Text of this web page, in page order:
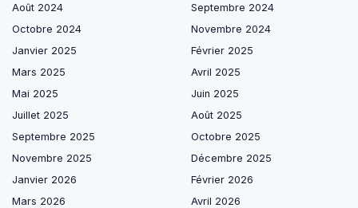
Août 2024
Septembre 2024
Octobre 2024
Novembre 2024
Janvier 2025
Février 2025
Mars 2025
Avril 2025
Mai 2025
Juin 2025
Juillet 2025
Août 2025
Septembre 2025
Octobre 2025
Novembre 2025
Décembre 2025
Janvier 2026
Février 2026
Mars 2026
Avril 2026